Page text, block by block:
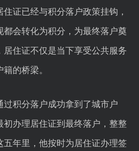
证已经与积分落户政策挂钩，
都会转化为积分，为最终落户奠
居住证不仅是当下享受公共服务
的桥梁。
过积分落户成功拿到了城市户
初办理居住证到最终落户，整整
五年里，他按时为居住证办理签